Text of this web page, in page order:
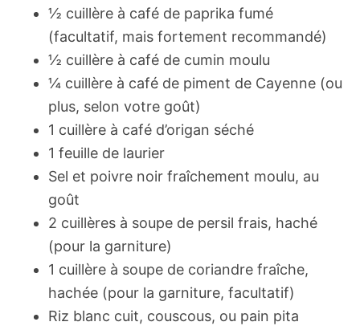
½ cuillère à café de paprika fumé
(facultatif, mais fortement recommandé)
½ cuillère à café de cumin moulu
¼ cuillère à café de piment de Cayenne (ou
plus, selon votre goût)
1 cuillère à café d’origan séché
1 feuille de laurier
Sel et poivre noir fraîchement moulu, au
goût
2 cuillères à soupe de persil frais, haché
(pour la garniture)
1 cuillère à soupe de coriandre fraîche,
hachée (pour la garniture, facultatif)
Riz blanc cuit, couscous, ou pain pita